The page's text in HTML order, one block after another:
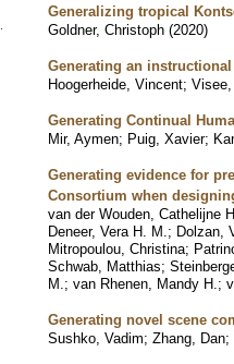
Generalizing tropical
Goldner, Christoph (2020)
Generating an
Hoogerheide, Vincent;
Generating Continual
Mir, Aymen; Puig, Xavier;
Generating evidence for
Consortium when
van der Wouden, Cathelijne
Deneer, Vera H. M. ; Dolzan,
Mitropoulou, Christina;
Schwab, Matthias;
M. ; van Rhenen, Mandy H. ;
Generating novel scene
Sushko, Vadim; Zhang, Dan;